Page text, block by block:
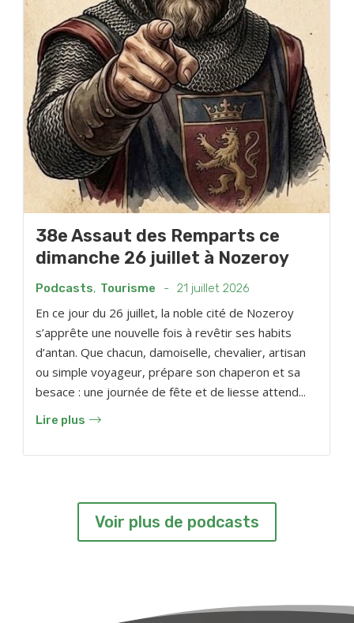
38e Assaut des Remparts ce
dimanche 26 juillet à Nozeroy
Podcasts, Tourisme - 21 juillet 2026
En ce jour du 26 juillet, la noble cité de Nozeroy
s’apprête une nouvelle fois à revêtir ses habits
d’antan. Que chacun, damoiselle, chevalier, artisan
ou simple voyageur, prépare son chaperon et sa
besace : une journée de fête et de liesse attend...
Lire plus
Voir plus de podcasts